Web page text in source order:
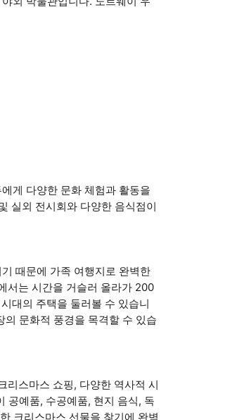
게 다양한 문화 체험과 활동을
실외 전시회와 다양한 음식점이
때문에 가족 여행지로 완벽한
서는 시간을 거슬러 올라가 200
대의 주택을 둘러볼 수 있습니
문화적 풍경을 목격할 수 있습
리스마스 쇼핑, 다양한 역사적 시
공예품, 수공예품, 현지 음식, 독
크리스마스 선물을 찾기에 완벽